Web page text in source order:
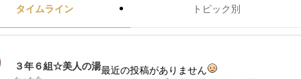
タイムライン トピック別
３年６組☆美人の湯最近の投稿がありません